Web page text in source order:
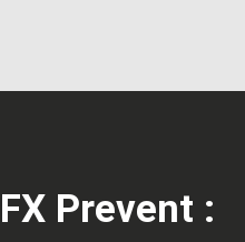
FX Prevent :